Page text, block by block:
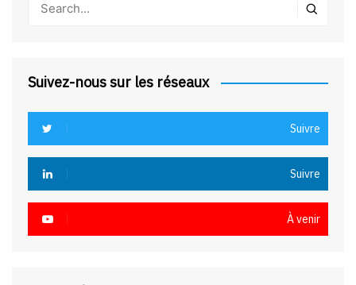
Suivez-nous sur les réseaux
Suivre
Suivre
À venir